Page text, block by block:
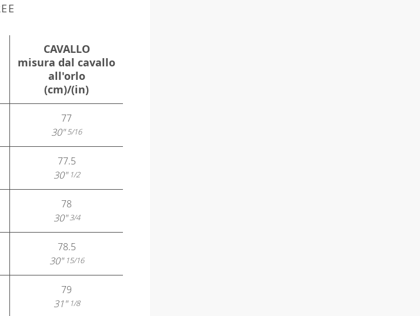
CAVALLO
misura dal cavallo
all'orlo
(cm)/(in)
77
30"5/16
77.5
30"1/2
78
30"3/4
78.5
30"15/16
79
31"1/8